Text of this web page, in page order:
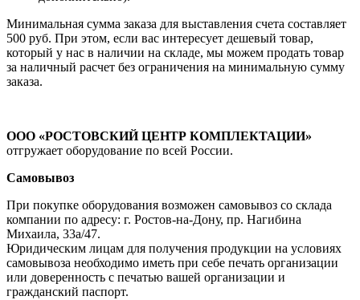
Минимальная сумма заказа для выставления счета составляет
500 руб. При этом, если вас интересует дешевый товар,
который у нас в наличии на складе, мы можем продать товар
за наличный расчет без ограничения на минимальную сумму
заказа.
ООО «РОСТОВСКИЙ ЦЕНТР КОМПЛЕКТАЦИИ»
отгружает оборудование по всей России.
Самовывоз
При покупке оборудования возможен самовывоз со склада
компании по адресу: г. Ростов-на-Дону, пр. Нагибина
Михаила, 33а/47.
Юридическим лицам для получения продукции на условиях
самовывоза необходимо иметь при себе печать организации
или доверенность с печатью вашей организации и
гражданский паспорт.